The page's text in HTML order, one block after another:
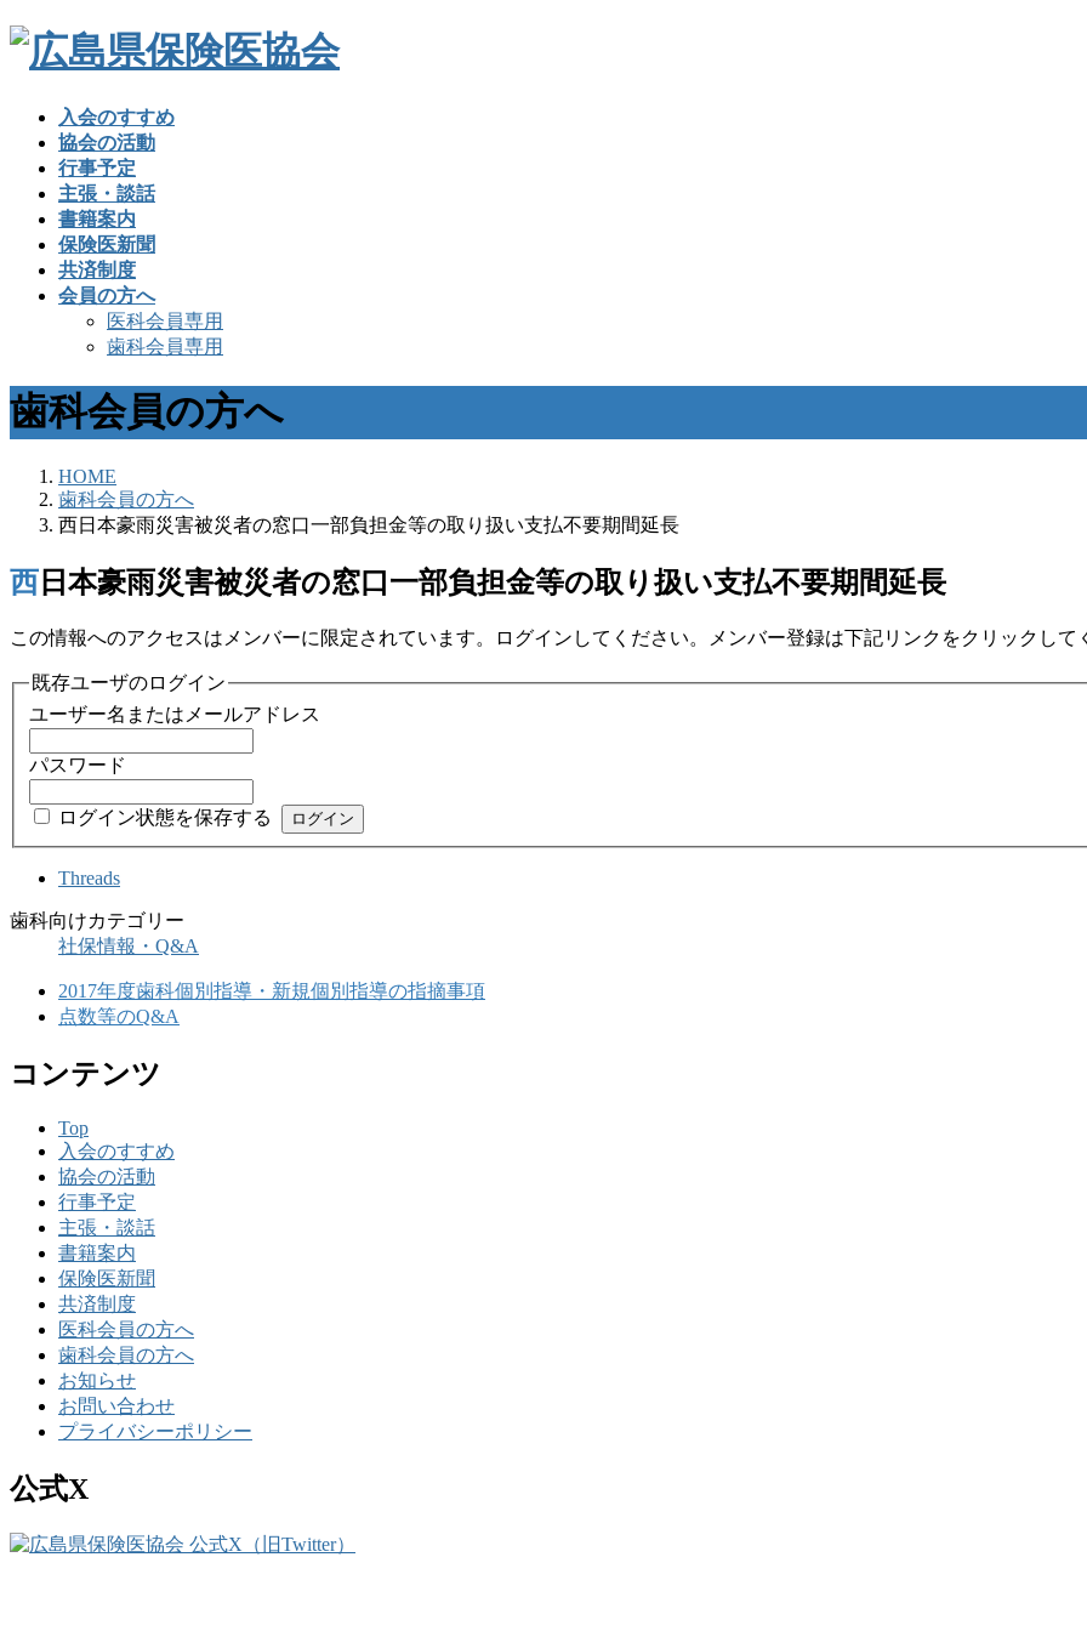
入会のすすめ
協会の活動
行事予定
主張・談話
書籍案内
保険医新聞
共済制度
会員の方へ
医科会員専用
歯科会員専用
歯科会員の方へ
HOME
歯科会員の方へ
西日本豪雨災害被災者の窓口一部負担金等の取り扱い支払不要期間延長
西日本豪雨災害被災者の窓口一部負担金等の取り扱い支払不要期間延長
この情報へのアクセスはメンバーに限定されています。ログインしてください。メンバー登録は下記リンクをクリックして
既存ユーザのログイン
ユーザー名またはメールアドレス
パスワード
ログイン状態を保存する
Threads
歯科向けカテゴリー
社保情報・Q&A
2017年度歯科個別指導・新規個別指導の指摘事項
点数等のQ&A
コンテンツ
Top
入会のすすめ
協会の活動
行事予定
主張・談話
書籍案内
保険医新聞
共済制度
医科会員の方へ
歯科会員の方へ
お知らせ
お問い合わせ
プライバシーポリシー
公式X